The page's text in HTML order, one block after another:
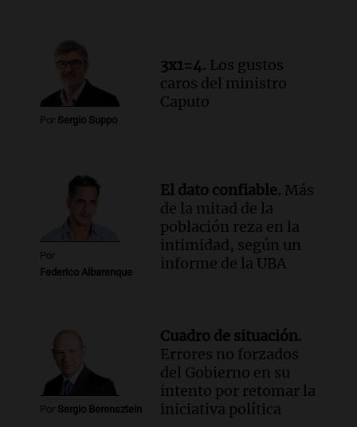
según San Ignacio de Loyola
Panorama Federal
Episodios
Audio.Tormentas y filtraciones: "El
agua entra por donde menos
Episodios
Por Sergio Suppo
3x1=4. Los gustos
caros del ministro
Caputo
Por
Federico Albarenque
El dato confiable. Más
de la mitad de la
población reza en la
intimidad, según un
informe de la UBA
Por Sergio Berensztein
Cuadro de situación.
Errores no forzados
del Gobierno en su
intento por retomar la
iniciativa política